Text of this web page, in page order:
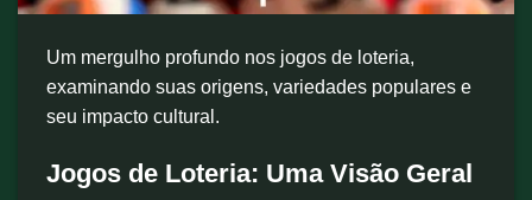
Um mergulho profundo nos jogos de loteria,
examinando suas origens, variedades populares e
seu impacto cultural.
Jogos de Loteria: Uma Visão Geral